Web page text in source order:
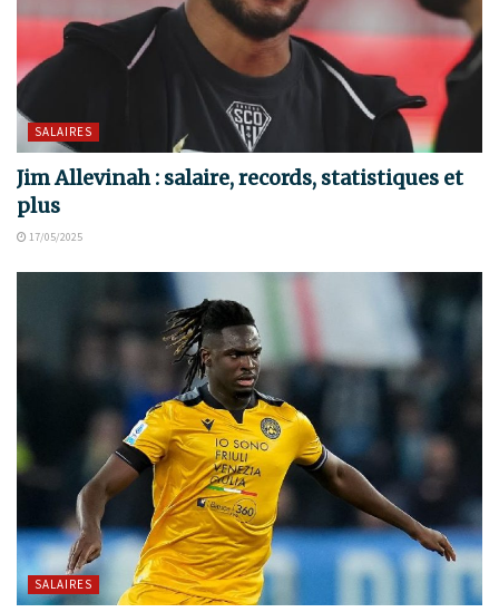
SALAIRES
Jim Allevinah : salaire, records, statistiques et
plus
17/05/2025
SALAIRES